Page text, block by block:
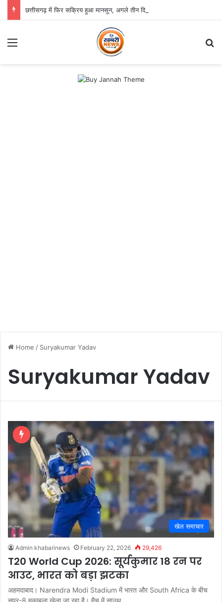
छत्तीसगढ़ में फिर सक्रिय हुआ मानसून, अगले तीन दिन भारी बारिश का अलर्ट
Home / Suryakumar Yadav
Suryakumar Yadav
खेल समाचार
Admin khabarinews February 22, 2026 29,426
T20 World Cup 2026: सूर्यकुमार 18 रन पर
आउट, भारत को बड़ा झटका
अहमदाबाद। Narendra Modi Stadium में भारत और South Africa के बीच
सुपर-8 मुकाबला खेला जा रहा है। मैच में साउथ…